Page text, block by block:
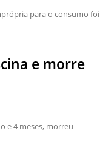
para o consumo foi
e morre
e 4 meses, morreu